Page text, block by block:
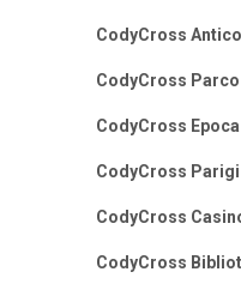
CodyCross
CodyCross
CodyCross
CodyCross Parigi
CodyCross
CodyCross